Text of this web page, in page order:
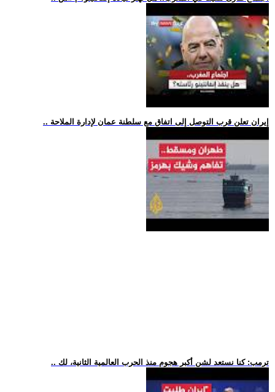
.. إيران تعلن قرب التوصل إلى اتفاق مع سلطنة عمان لإدارة الملاحة
.. ترمب: كنا نستعد لشن أكبر هجوم منذ الحرب العالمية الثانية، لك